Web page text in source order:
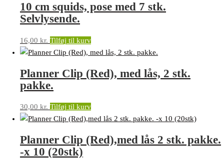
10 cm squids, pose med 7 stk.
Selvlysende.
16,00 kr. Tilføj til kurv
Planner Clip (Red), med lås, 2 stk.
pakke.
30,00 kr. Tilføj til kurv
Planner Clip (Red),med lås 2 stk. pakke.
-x 10 (20stk)